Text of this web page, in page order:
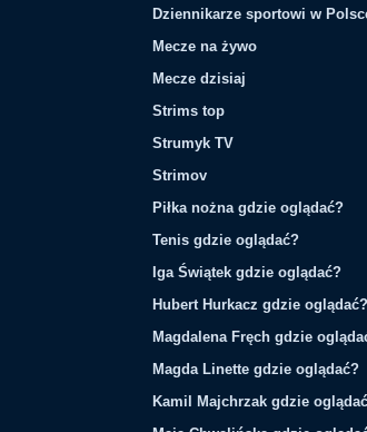
Dziennikarze sportowi w
Mecze na żywo
Mecze dzisiaj
Strims top
Strumyk TV
Strimov
Piłka nożna gdzie oglądać?
Tenis gdzie oglądać?
Iga Świątek gdzie oglądać?
Hubert Hurkacz gdzie oglądać?
Magdalena Fręch gdzie
Magda Linette gdzie oglądać?
Kamil Majchrzak gdzie